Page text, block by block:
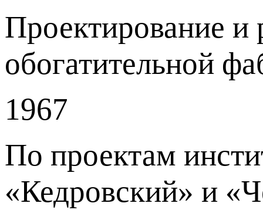
Проектирование и
обогатительной
1967
По проектам
«Кедровский» и